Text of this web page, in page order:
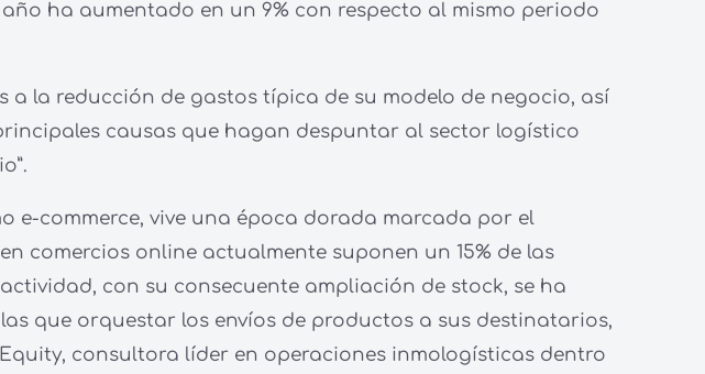
ha aumentado en un 9% con respecto al mismo periodo
a la reducción de gastos típica de su modelo de negocio, así
causas que hagan despuntar al sector logístico
e-commerce, vive una época dorada marcada por el
comercios online actualmente suponen un 15% de las
con su consecuente ampliación de stock, se ha
que orquestar los envíos de productos a sus destinatarios,
consultora líder en operaciones inmologísticas dentro